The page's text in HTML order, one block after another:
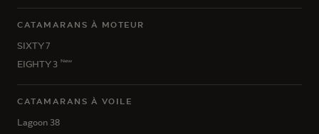
CATAMARANS À MOTEUR
SIXTY 7
EIGHTY 3 New
CATAMARANS À VOILE
Lagoon 38